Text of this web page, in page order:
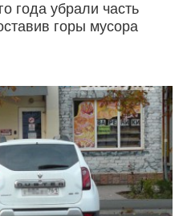
года убрали часть
горы мусора